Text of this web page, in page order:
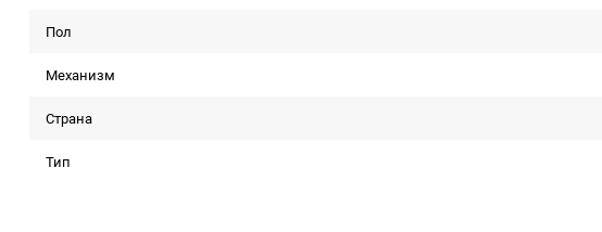
Пол
Механизм
Страна
Тип